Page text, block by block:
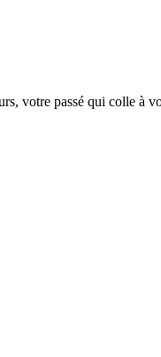
votre passé qui colle à